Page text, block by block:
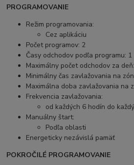
PROGRAMOVANIE
Režim programovania:
Cez aplikáciu
Počet programov: 2
Časy odchodov podľa programu: 1
Maximálny počet odchodov za
Minimálny čas zavlažovania na
Maximálna doba zavlažovania na
Frekvencia zavlažovania:
od každých 6 hodín do
Manuálny štart:
Podľa oblasti
Energeticky nezávislá pamäť
POKROČILÉ PROGRAMOVANIE